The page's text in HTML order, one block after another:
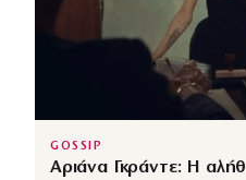
GOSSIP
Αριάνα Γκράντε: Η